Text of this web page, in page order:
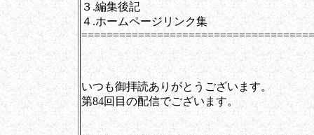
３.編集後記
４.ホームページリンク集
いつも御拝読ありがとうございます。
第84回目の配信でございます。